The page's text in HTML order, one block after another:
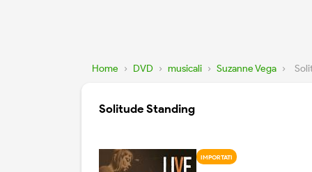
Home › DVD › musicali › Suzanne Vega ›
Solitude Standing
IMPORTATI